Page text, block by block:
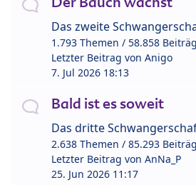
Das zweite
1.793 Themen / 58.858
Letzter Beitrag von Anigo
7. Jul 2026 18:13
Bald ist es soweit
Das dritte
2.638 Themen / 85.293
Letzter Beitrag von AnNa_P
25. Jun 2026 11:17